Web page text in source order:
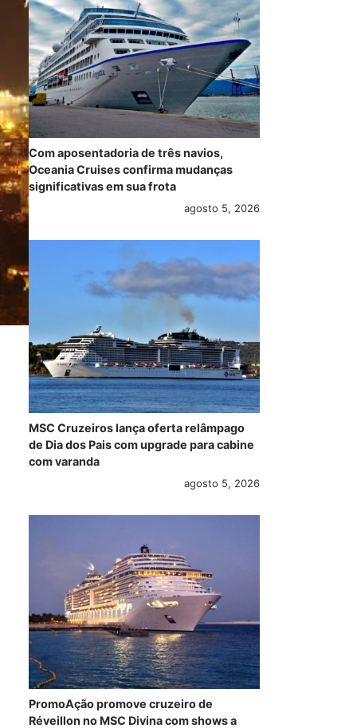
Com aposentadoria de três navios,
Oceania Cruises confirma mudanças
significativas em sua frota
agosto 5, 2026
MSC Cruzeiros lança oferta relâmpago
de Dia dos Pais com upgrade para cabine
com varanda
agosto 5, 2026
PromoAção promove cruzeiro de
Réveillon no MSC Divina com shows a